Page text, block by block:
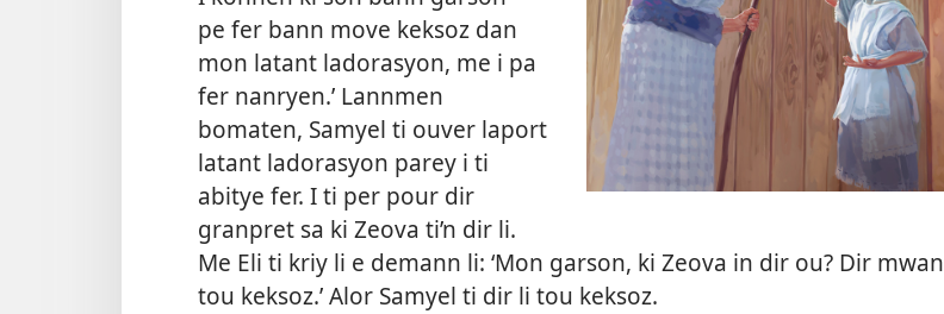
pe fer bann move keksoz dan
mon latant ladorasyon, me i pa
fer nanryen.’ Lannmen
bomaten, Samyel ti ouver laport
latant ladorasyon parey i ti
abitye fer. I ti per pour dir
granpret sa ki Zeova ti’n dir li.
Me Eli ti kriy li e demann li: ‘Mon garson, ki Zeova in dir ou? Dir mwan
tou keksoz.’ Alor Samyel ti dir li tou keksoz.